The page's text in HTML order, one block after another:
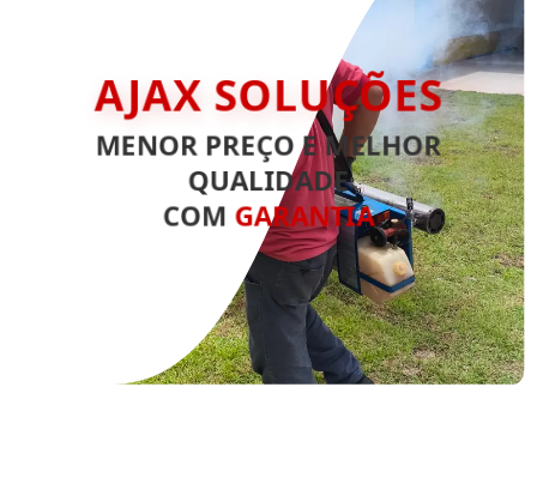
AJAX SOLUÇÕES
MENOR PREÇO E MELHOR
QUALIDADE
COM GARANTIA